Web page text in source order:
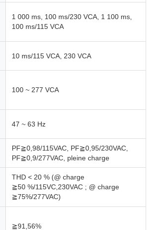
1 000 ms, 100 ms/230 VCA, 1 100 ms,
100 ms/115 VCA
10 ms/115 VCA, 230 VCA
100 ~ 277 VCA
47 ~ 63 Hz
PF≧0,98/115VAC, PF≧0,95/230VAC,
PF≧0,9/277VAC, pleine charge
THD < 20 % (@ charge
≧50 %/115VC,230VAC ; @ charge
≧75%/277VAC)
≧91,56%